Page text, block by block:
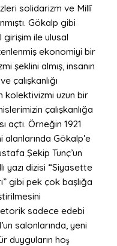
solidarizm ve Millî
Gökalp gibi
ile ulusal
ekonomiyi bir
şeklini almış, insanın
çalışkanlığı
kolektivizmi uzun bir
çalışkanlığa
açtı. Örneğin 1921
alanlarında Gökalp’e
Şekip Tunç’un
yazı dizisi “Siyasette
gibi pek çok başlığa
sadece edebi
salonlarında, yeni
duyguların hoş